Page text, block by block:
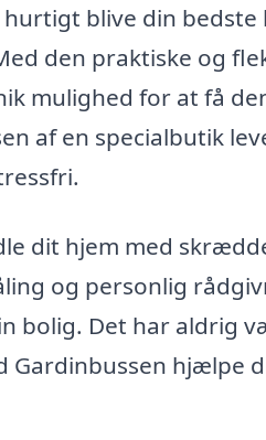
blive din
den praktiske og
mulighed for at få
af en specialbutik
dit hjem med
og personlig
bolig. Det har aldrig
Gardinbussen hjælpe